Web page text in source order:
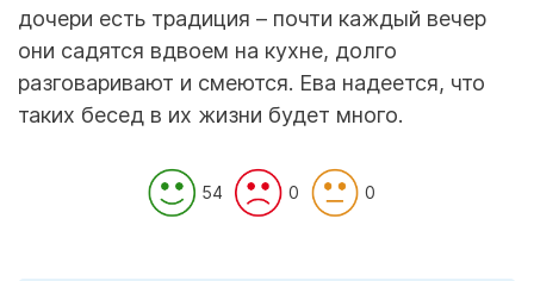
дочери есть традиция – почти каждый вечер
они садятся вдвоем на кухне, долго
разговаривают и смеются. Ева надеется, что
таких бесед в их жизни будет много.
54 0 0